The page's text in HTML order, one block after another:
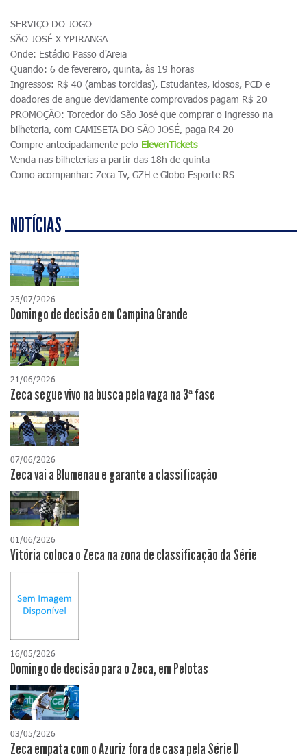
SERVIÇO DO JOGO
SÃO JOSÉ X YPIRANGA
Onde: Estádio Passo d'Areia
Quando: 6 de fevereiro, quinta, às 19 horas
Ingressos: R$ 40 (ambas torcidas), Estudantes, idosos, PCD e
doadores de angue devidamente comprovados pagam R$ 20
PROMOÇÃO: Torcedor do São José que comprar o ingresso na
bilheteria, com CAMISETA DO SÃO JOSÉ, paga R4 20
Compre antecipadamente pelo ElevenTickets
Venda nas bilheterias a partir das 18h de quinta
Como acompanhar: Zeca Tv, GZH e Globo Esporte RS
NOTÍCIAS
25/07/2026
Domingo de decisão em Campina Grande
21/06/2026
Zeca segue vivo na busca pela vaga na 3ª fase
07/06/2026
Zeca vai a Blumenau e garante a classificação
01/06/2026
Vitória coloca o Zeca na zona de classificação da Série
16/05/2026
Domingo de decisão para o Zeca, em Pelotas
03/05/2026
Zeca empata com o Azuriz fora de casa pela Série D